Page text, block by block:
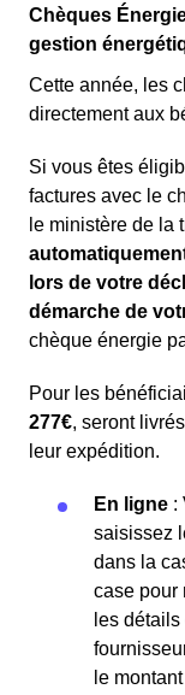
Chèques
gestion
Cette année, les
directement aux
Si vous êtes
factures avec le
le ministère de la
lors de votre
démarche de
chèque énergie
Pour les
277€, seront
leur expédition.
En ligne :
saisissez
dans la
case pour
les
le